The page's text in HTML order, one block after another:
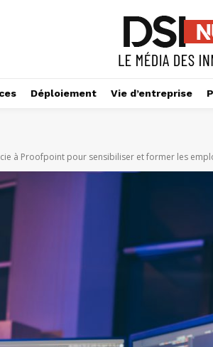
Déploiement Vie d’entreprise
à Proofpoint pour sensibiliser et former les